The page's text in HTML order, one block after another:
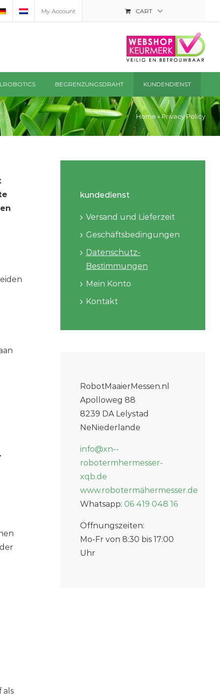
My Account CART
BEGRENZUNGSDRAHT KUNDENDIENST
Home»Privacy Policy
als
kundedienst
Versand und Lieferzeit
Geschäftsbedingungen
Datenschutz-
Bestimmungen
Mein Konto
Kontakt
RobotMaaierMessen.nl
Apolloweg 88
8239 DA Lelystad
NeNiederlande
info@xn--
robotermhermesser-
xqb.de
www.robotermähermesser.de
Whatsapp: 06 419 048 16
Öffnungszeiten:
Mo-Fr von 8:30 bis 17:00
Uhr